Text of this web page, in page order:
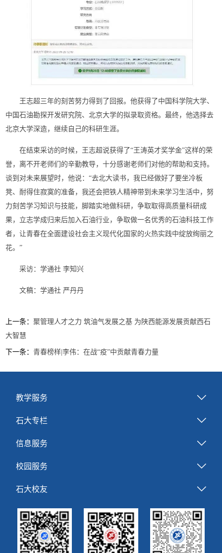
王志超三年的刻苦努力得到了回报。他获得了中国科学院大学、
中国石油勘探开发研究院、北京大学的拟录取资格。最终，他选择去
北京大学深造，继续自己的科研生涯。
在结束采访的时候，王志超说获得了“王涛英才奖学金”这样的荣
誉，离不开老师们的辛勤教导，十分感谢老师们对他的帮助和支持。
谈到对未来展望时，他说：“去北大读书，我已经做好了要坐冷板
凳、耐得住寂寞的准备，我还会把铁人精神带到未来学习生活中，努
力刻苦学习知识与技能，脚踏实地做科研，争取取得高质量科研成
果，立志学成归来后加入石油行业，争取做一名优秀的石油科技工作
者，让青春在全面建设社会主义现代化国家的火热实践中绽放绚丽之
花。”
采访：学通社 李知兴
文稿：学通社 严丹丹
上一条：聚管理人才之力 筑油气发展之基 为陕西能源发展贡献西石
大智慧
下一条：青春榜样|李伟：在战“疫”中贡献青春力量
教学服务
石大专栏
信息服务
校园服务
石大校友